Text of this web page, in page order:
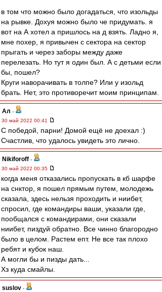
в том что можно было догадаться, что изольды
на рывке. Дохуя можно было че придумать. я
вот на А хотел а пришлось на д взять. Ладно я,
мне похер, я привычен с сектора на сектор
прыгать и через заборы между даже
перелезать. Но тут я один был. А с детьми если
бы, пошел?
Круги наворачивать в толпе? Или у изольд
брать. Нет, это противоречит моим принципам.
Ал -
30 май 2022 00:41
С победой, парни! Домой ещё не доехал :)
Счастлив, что удалось увидеть это лично.
Nikiforoff -
30 май 2022 00:35
когда меня отказались пропускать в кб шарфе
на снктор, я пошел прямым путем, молодежь
сказала, здесь нельзя проходить и ниибет,
спросил, где командиры ваши, указали где,
пообщался с командирами, они сказали
ниибет, пиздуй обратно. Все чинно благородно
было в целом. Растем епт. Не все так плохо
ребят и кубок наш.
А могли бы и пизды дать...
Хз куда смайлы.
suslov -